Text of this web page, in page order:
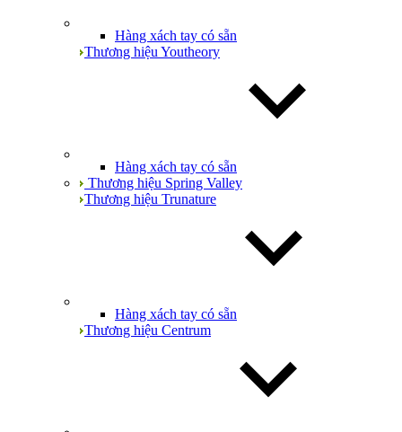
Hàng xách tay có sẵn
Thương hiệu Youtheory
Hàng xách tay có sẵn
Thương hiệu Spring Valley
Thương hiệu Trunature
Hàng xách tay có sẵn
Thương hiệu Centrum